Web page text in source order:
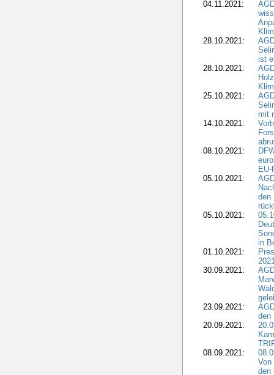
04.11.2021:
28.10.2021:
ist
28.10.2021:
25.10.2021:
mit
14.10.2021:
08.10.2021:
05.10.2021:
den
05.10.2021:
in
01.10.2021:
30.09.2021:
23.09.2021:
den
20.09.2021:
08.09.2021:
den